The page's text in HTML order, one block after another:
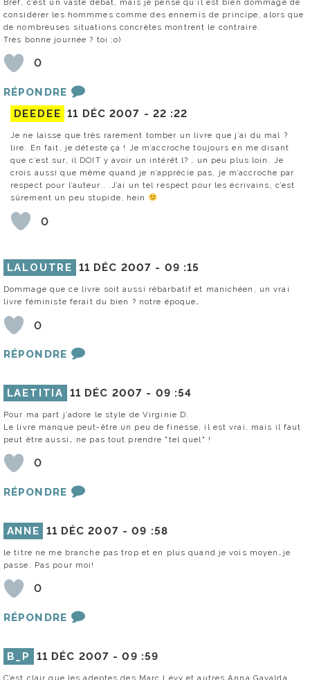
considérer les hommmes comme des ennemis de principe, alors que
de nombreuses situations concrètes montrent le contraire.
Très bonne journée ? toi ;o)
0
RÉPONDRE
DEEDEE 11 DÉC 2007 - 22 :22
Je ne laisse que très rarement tomber un livre que j’ai du mal ?
lire. En fait, je déteste ça ! Je m’accroche toujours en me disant
que c’est sur, il DOIT y avoir un intérêt l? , un peu plus loin. Je
crois aussi que même quand je n’apprécie pas, je m’accroche par
respect pour l’auteur.. .J’ai un tel respect pour les écrivains, c’est
sûrement un peu stupide, hein
0
LALOUTRE 11 DÉC 2007 - 09 :15
Dommage que ce livre soit aussi rébarbatif et manichéen, un vrai
livre féministe ferait du bien ? notre époque…
0
RÉPONDRE
LAETITIA 11 DÉC 2007 - 09 :54
Pour ma part j’adore le style de Virginie D.
Le livre manque peut-être un peu de finesse, il est vrai, mais il faut
peut être aussi… ne pas tout prendre "tel quel" !
0
RÉPONDRE
ANNE 11 DÉC 2007 -09 :58
le titre ne me branche pas trop et en plus quand je vois moyen…je
passe. Pas pour moi!
0
RÉPONDRE
B_P 11 DÉC 2007 -09 :59
C’est clair que les adeptes des Marc Lévy et autres Anna Gavalda